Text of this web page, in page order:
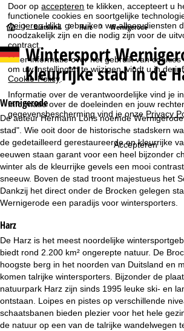
Door opaccepteren te klikken, accepteert u
functionele cookies en soortgelijke
weigerenklikt, gebruiken we alleen diensten
noodzakelijk zijn en die nodig zijn voor de
contract.
Meer informatie over het gebruik van cookies
om uw instellingen te wijzigen, vindt u in de
Cookie-Policy.
Informatie over de verantwoordelijke vind je
Informatie over de doeleinden en jouw
gegevensbescherming vind je onze Privacy
Accepteren
S
t
a
r
t
p
g
i
n
a
Duitsland Harz Wernigerode
Wintersport
kleurrijke stad in de
Wernigerode
De auteur Hermann Löns noemde
stad". Wie ooit door de historische stadskern
de gedetailleerd gerestaureerde en kleurrijke
eeuwen staan garant voor een heel bijzonder
winter als de kleurrijke gevels een mooi
sneeuw. Boven de stad troont majestueus het
Dankzij het direct onder de Brocken gelegen
Wernigerode een paradijs voor wintersporters.
Harz
De Harz is het meest noordelijke
biedt rond 2.200 km² ongerepte natuur. De
hoogste berg in het noorden van Duitsland en
komen talrijke wintersporters. Bijzonder de
natuurpark Harz zijn sinds 1995 leuke ski- en
ontstaan. Loipes en pistes op verschillende
schaatsbanen bieden plezier voor het hele
de natuur op een van de talrijke wandelwegen